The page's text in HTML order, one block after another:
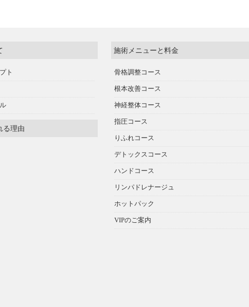
ト
る理由
施術メニューと料金
骨格調整コース
根本改善コース
神経整体コース
指圧コース
りふれコース
デトックスコース
ハンドコース
リンパドレナージュ
ホットパック
VIPのご案内